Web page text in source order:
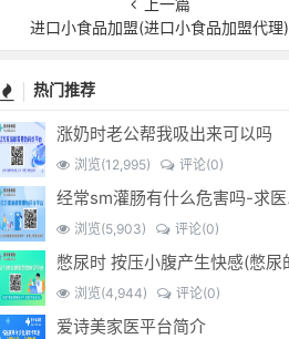
进口小食品加盟(进口小食品加盟代理)
热门推荐
涨奶时老公帮我吸出来可以吗
浏览(12,995) 评论(0)
经
浏览(5,903) 评论(0)
浏览(4,944) 评论(0)
爱诗美家医平台简介